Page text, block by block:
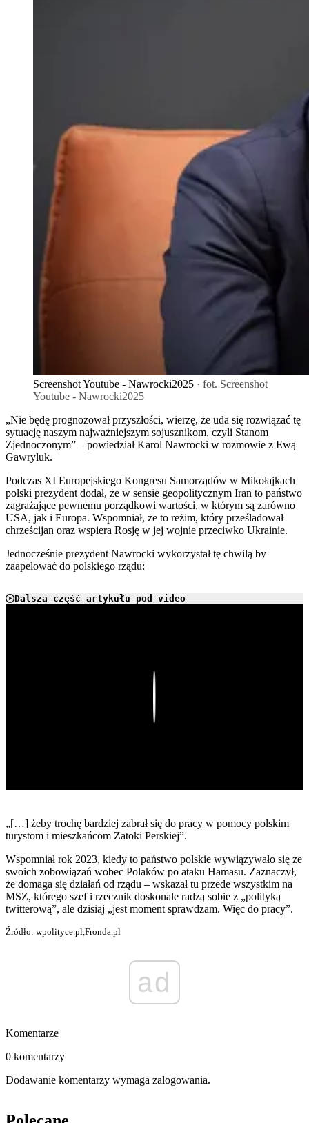
Screenshot Youtube - Nawrocki2025 · fot. Screenshot
Youtube - Nawrocki2025
„Nie będę prognozował przyszłości, wierzę, że uda się rozwiązać tę
sytuację naszym najważniejszym sojusznikom, czyli Stanom
Zjednoczonym” – powiedział Karol Nawrocki w rozmowie z Ewą
Gawryluk.
Podczas XI Europejskiego Kongresu Samorządów w Mikołajkach
polski prezydent dodał, że w sensie geopolitycznym Iran to państwo
zagrażające pewnemu porządkowi wartości, w którym są zarówno
USA, jak i Europa. Wspomniał, że to reżim, który prześladował
chrześcijan oraz wspiera Rosję w jej wojnie przeciwko Ukrainie.
Jednocześnie prezydent Nawrocki wykorzystał tę chwilą by
zaapelować do polskiego rządu:
Dalsza część artykułu pod video
„[…] żeby trochę bardziej zabrał się do pracy w pomocy polskim
turystom i mieszkańcom Zatoki Perskiej”.
Wspomniał rok 2023, kiedy to państwo polskie wywiązywało się ze
swoich zobowiązań wobec Polaków po ataku Hamasu. Zaznaczył,
że domaga się działań od rządu – wskazał tu przede wszystkim na
MSZ, którego szef i rzecznik doskonale radzą sobie z „polityką
twitterową”, ale dzisiaj „jest moment sprawdzam. Więc do pracy”.
Źródło: wpolityce.pl,Fronda.pl
ad
Komentarze
0 komentarzy
Dodawanie komentarzy wymaga zalogowania.